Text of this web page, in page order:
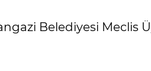
Belediyesi Meclis